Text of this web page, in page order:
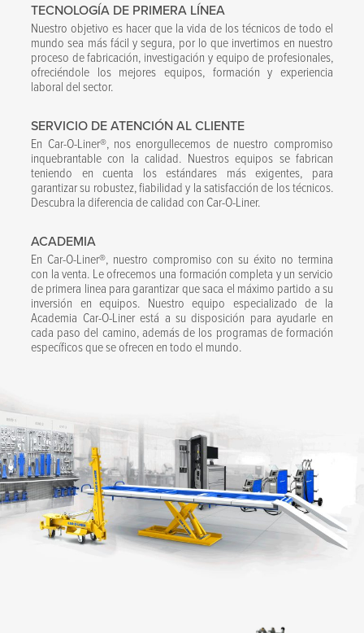
TECNOLOGÍA DE PRIMERA LÍNEA
Nuestro objetivo es hacer que la vida de los técnicos de todo el
mundo sea más fácil y segura, por lo que invertimos en nuestro
proceso de fabricación, investigación y equipo de profesionales,
ofreciéndole los mejores equipos, formación y experiencia
laboral del sector.
SERVICIO DE ATENCIÓN AL CLIENTE
En Car-O-Liner®, nos enorgullecemos de nuestro compromiso
inquebrantable con la calidad. Nuestros equipos se fabrican
teniendo en cuenta los estándares más exigentes, para
garantizar su robustez, fiabilidad y la satisfacción de los técnicos.
Descubra la diferencia de calidad con Car-O-Liner.
ACADEMIA
En Car-O-Liner®, nuestro compromiso con su éxito no termina
con la venta. Le ofrecemos una formación completa y un servicio
de primera linea para garantizar que saca el máximo partido a su
inversión en equipos. Nuestro equipo especializado de la
Academia Car-O-Liner está a su disposición para ayudarle en
cada paso del camino, además de los programas de formación
específicos que se ofrecen en todo el mundo.